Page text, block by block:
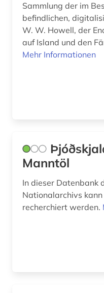
Sammlung der im
befindlichen,
W. W. Howell, der
auf Island und den
Mehr Informationen
Manntöl
In dieser Datenbank
Nationalarchivs
recherchiert werden.